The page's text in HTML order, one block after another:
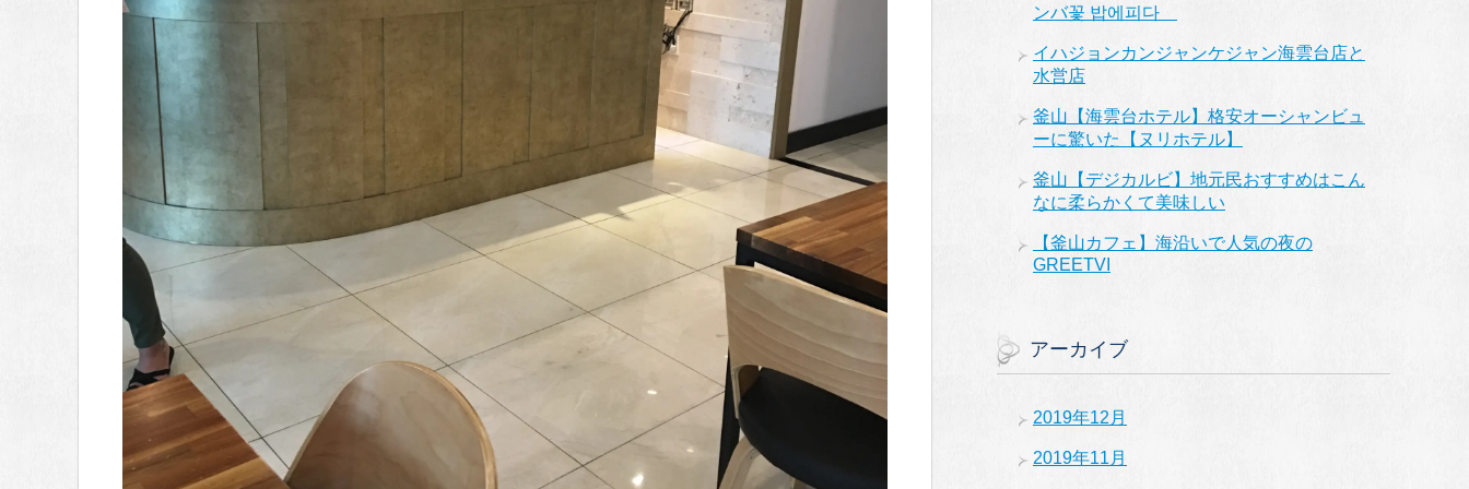
ンバ꽃 밥에피다
イハジョンカンジャンケジャン海雲台店と
水営店
釜山【海雲台ホテル】格安オーシャンビュ
ーに驚いた【ヌリホテル】
釜山【デジカルビ】地元民おすすめはこん
なに柔らかくて美味しい
【釜山カフェ】海沿いで人気の夜の
GREETVI
アーカイブ
2019年12月
2019年11月